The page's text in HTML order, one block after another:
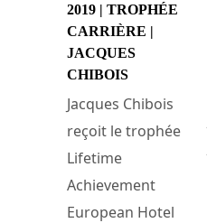
2019 | TROPHÉE
CARRIÈRE |
JACQUES
CHIBOIS
Jacques Chibois
reçoit le trophée
Lifetime
Achievement
European Hotel